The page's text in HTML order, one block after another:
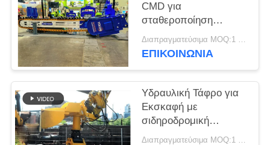
SITEMAP
PRIVACY
POLICY
CMD για
σταθεροποίηση
εδάφους υψηλής
απόδοσης στην
Διαπραγματεύσιμα MOQ:1 σετ
ΕΠΙΚΟΙΝΩΝΙΑ
Υδραυλική Τάφρο για
Εκσκαφή με
σιδηροδρομική
καθοδήγηση με
Διαπραγματεύσιμα MOQ:1 ομάδα